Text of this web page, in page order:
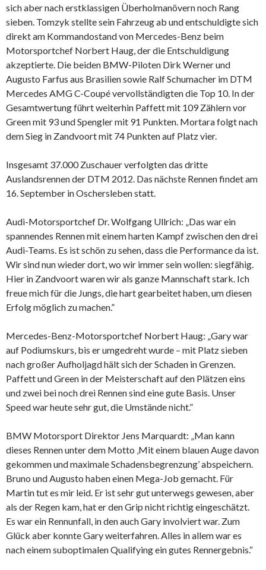
sich aber nach erstklassigen Überholmanövern noch Rang
sieben. Tomzyk stellte sein Fahrzeug ab und entschuldigte sich
direkt am Kommandostand von Mercedes-Benz beim
Motorsportchef Norbert Haug, der die Entschuldigung
akzeptierte. Die beiden BMW-Piloten Dirk Werner und
Augusto Farfus aus Brasilien sowie Ralf Schumacher im DTM
Mercedes AMG C-Coupé vervollständigten die Top 10. In der
Gesamtwertung führt weiterhin Paffett mit 109 Zählern vor
Green mit 93 und Spengler mit 91 Punkten. Mortara folgt nach
dem Sieg in Zandvoort mit 74 Punkten auf Platz vier.
Insgesamt 37.000 Zuschauer verfolgten das dritte
Auslandsrennen der DTM 2012. Das nächste Rennen findet am
16. September in Oschersleben statt.
Audi-Motorsportchef Dr. Wolfgang Ullrich: „Das war ein
spannendes Rennen mit einem harten Kampf zwischen den drei
Audi-Teams. Es ist schön zu sehen, dass die Performance da ist.
Wir sind nun wieder dort, wo wir immer sein wollen: siegfähig.
Hier in Zandvoort waren wir als ganze Mannschaft stark. Ich
freue mich für die Jungs, die hart gearbeitet haben, um diesen
Erfolg möglich zu machen.”
Mercedes-Benz-Motorsportchef Norbert Haug: „Gary war
auf Podiumskurs, bis er umgedreht wurde – mit Platz sieben
nach großer Aufholjagd hält sich der Schaden in Grenzen.
Paffett und Green in der Meisterschaft auf den Plätzen eins
und zwei bei noch drei Rennen sind eine gute Basis. Unser
Speed war heute sehr gut, die Umstände nicht.”
BMW Motorsport Direktor Jens Marquardt: „Man kann
dieses Rennen unter dem Motto ‚Mit einem blauen Auge davon
gekommen und maximale Schadensbegrenzung’ abspeichern.
Bruno und Augusto haben einen Mega-Job gemacht. Für
Martin tut es mir leid. Er ist sehr gut unterwegs gewesen, aber
als der Regen kam, hat er den Grip nicht richtig eingeschätzt.
Es war ein Rennunfall, in den auch Gary involviert war. Zum
Glück aber konnte Gary weiterfahren. Alles in allem war es
nach einem suboptimalen Qualifying ein gutes Rennergebnis.“